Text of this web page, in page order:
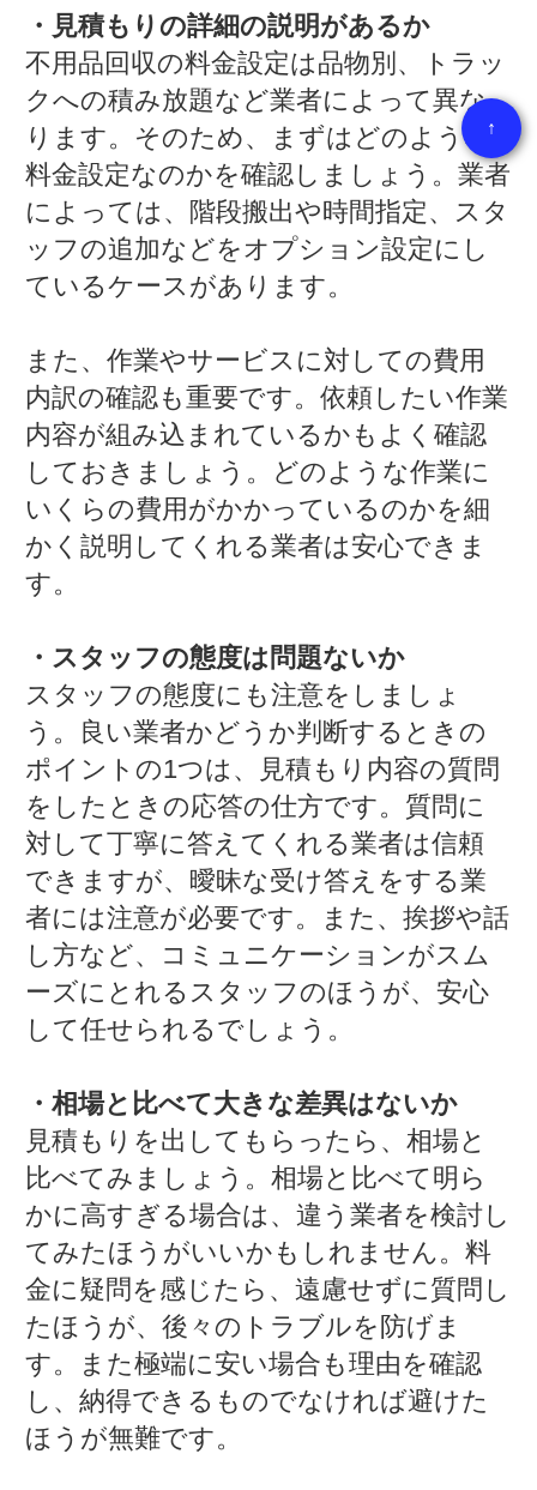
↑
・見積もりの詳細の説明があるか
不用品回収の料金設定は品物別、トラッ
クへの積み放題など業者によって異な
ります。そのため、まずはどのような
料金設定なのかを確認しましょう。業者
によっては、階段搬出や時間指定、スタ
ッフの追加などをオプション設定にし
ているケースがあります。
また、作業やサービスに対しての費用
内訳の確認も重要です。依頼したい作業
内容が組み込まれているかもよく確認
しておきましょう。どのような作業に
いくらの費用がかかっているのかを細
かく説明してくれる業者は安心できま
す。
・スタッフの態度は問題ないか
スタッフの態度にも注意をしましょ
う。良い業者かどうか判断するときの
ポイントの1つは、見積もり内容の質問
をしたときの応答の仕方です。質問に
対して丁寧に答えてくれる業者は信頼
できますが、曖昧な受け答えをする業
者には注意が必要です。また、挨拶や話
し方など、コミュニケーションがスム
ーズにとれるスタッフのほうが、安心
して任せられるでしょう。
・相場と比べて大きな差異はないか
見積もりを出してもらったら、相場と
比べてみましょう。相場と比べて明ら
かに高すぎる場合は、違う業者を検討し
てみたほうがいいかもしれません。料
金に疑問を感じたら、遠慮せずに質問し
たほうが、後々のトラブルを防げま
す。また極端に安い場合も理由を確認
し、納得できるものでなければ避けた
ほうが無難です。